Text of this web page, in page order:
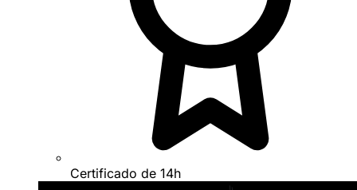
Certificado de 14h